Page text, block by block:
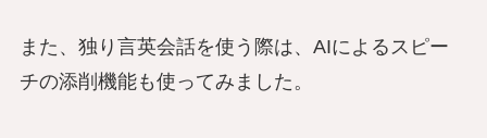
また、独り言英会話を使う際は、AIによるスピー
チの添削機能も使ってみました。